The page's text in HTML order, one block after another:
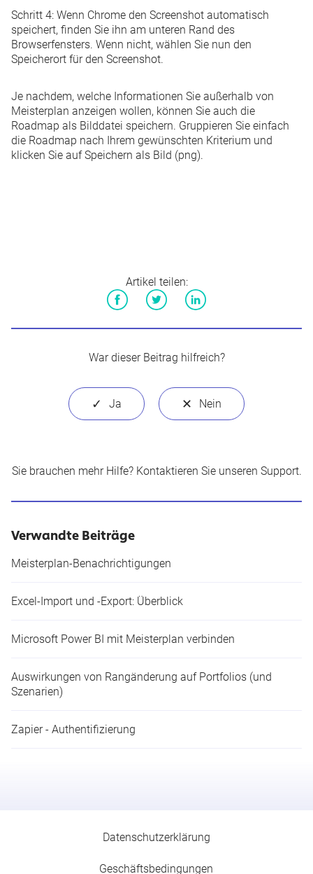
Schritt 4: Wenn Chrome den Screenshot automatisch
speichert, finden Sie ihn am unteren Rand des
Browserfensters. Wenn nicht, wählen Sie nun den
Speicherort für den Screenshot.
Je nachdem, welche Informationen Sie außerhalb von
Meisterplan anzeigen wollen, können Sie auch die
Roadmap als Bilddatei speichern. Gruppieren Sie einfach
die Roadmap nach Ihrem gewünschten Kriterium und
klicken Sie aufSpeichern als Bild (png).
Artikel teilen:
War dieser Beitrag hilfreich?
Sie brauchen mehr Hilfe? Kontaktieren Sie unseren Support.
Verwandte Beiträge
Meisterplan-Benachrichtigungen
Excel-Import und -Export: Überblick
Microsoft Power BI mit Meisterplan verbinden
Auswirkungen von Rangänderung auf Portfolios (und
Szenarien)
Zapier - Authentifizierung
Datenschutzerklärung
Geschäfts­­be­­ding­­ung­­en